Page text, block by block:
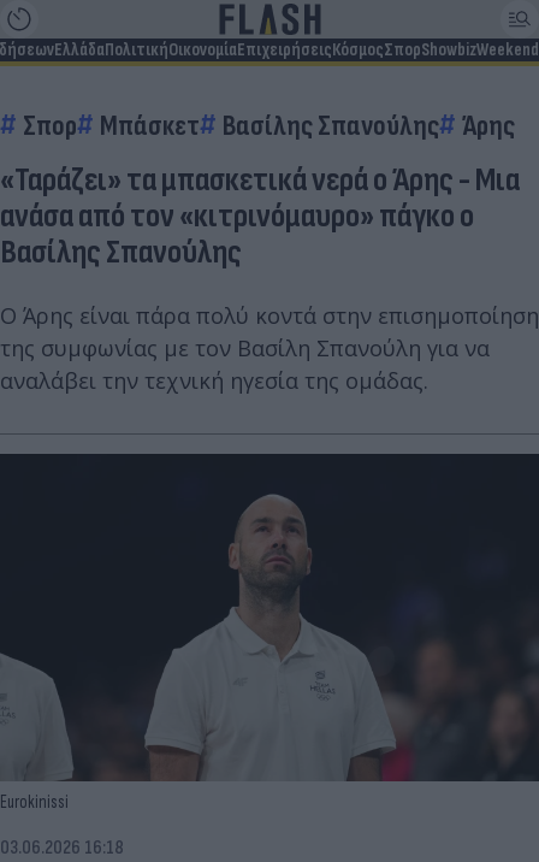
ΕλλάδαΠολιτικήΟικονομίαΕπιχειρήσειςΚόσμοςΣπορShowbizWeekend
Σπορ Μπάσκετ Βασίλης Σπανούλης Άρης
«Ταράζει» τα μπασκετικά νερά ο Άρης - Μια
ανάσα από τον «κιτρινόμαυρο» πάγκο ο
Βασίλης Σπανούλης
Ο Άρης είναι πάρα πολύ κοντά στην επισημοποίηση
της συμφωνίας με τον Βασίλη Σπανούλη για να
αναλάβει την τεχνική ηγεσία της ομάδας.
Eurokinissi
03.06.2026 16:18